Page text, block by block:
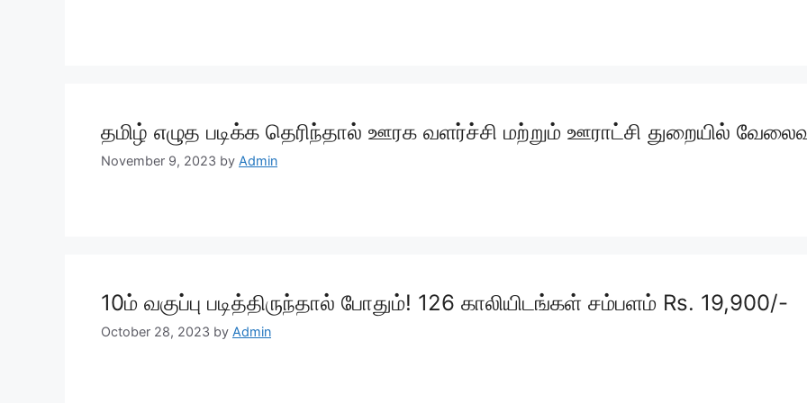
தமிழ் எழுத படிக்க தெரிந்தால் ஊரக வளர்ச்சி மற்றும் ஊராட்சி துறையில்
November 9, 2023 by Admin
10ம் வகுப்பு படித்திருந்தால் போதும்! 126 காலியிடங்கள் சம்பளம் Rs. 19,900/-
October 28, 2023 by Admin